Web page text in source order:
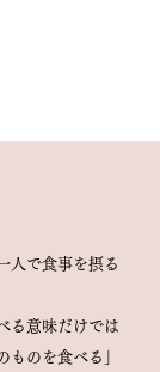
人で食事を摂る
る意味だけでは
ものを食べる」